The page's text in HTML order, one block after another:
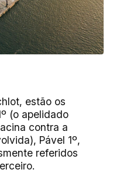
estão os
(o apelidado
contra a
Pável 1º,
referidos